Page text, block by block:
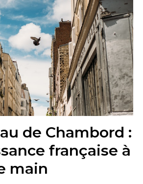
de Chambord :
française à
main